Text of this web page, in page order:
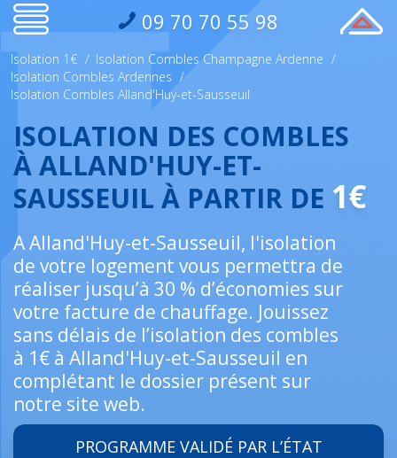
09 70 70 55 98
Isolation 1€ / Isolation Combles Champagne Ardenne /
Isolation Combles Ardennes /
Isolation Combles Alland'Huy-et-Sausseuil
ISOLATION DES COMBLES
À ALLAND'HUY-ET-
SAUSSEUIL À PARTIR DE 1€
A Alland'Huy-et-Sausseuil, l'isolation
de votre logement vous permettra de
réaliser jusqu’à 30 % d’économies sur
votre facture de chauffage. Jouissez
sans délais de l’isolation des combles
à 1€ à Alland'Huy-et-Sausseuil en
complétant le dossier présent sur
notre site web.
PROGRAMME VALIDÉ PAR L’ÉTAT